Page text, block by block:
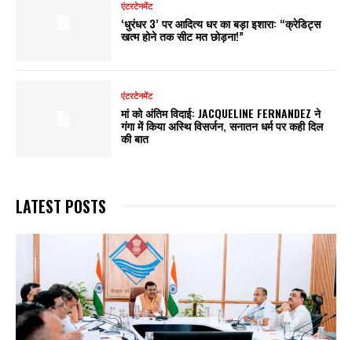
एंटरटेनमेंट
‘धुरंधर 3’ पर आदित्य धर का बड़ा इशारा: “क्रेडिट्स
खत्म होने तक सीट मत छोड़ना!”
एंटरटेनमेंट
मां को अंतिम विदाई: JACQUELINE FERNANDEZ ने
गंगा में किया अस्थि विसर्जन, सनातन धर्म पर कही दिल
की बात
LATEST POSTS